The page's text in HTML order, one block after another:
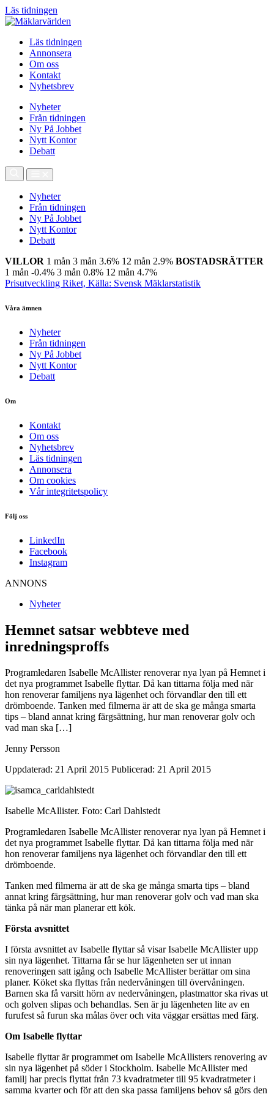
Läs tidningen
Läs tidningen
Annonsera
Om oss
Kontakt
Nyhetsbrev
Nyheter
Från tidningen
Ny På Jobbet
Nytt Kontor
Debatt
Nyheter
Från tidningen
Ny På Jobbet
Nytt Kontor
Debatt
VILLOR 1 mån 3 mån 3.6% 12 mån 2.9% BOSTADSRÄTTER
1 mån -0.4% 3 mån 0.8% 12 mån 4.7%
Prisutveckling Riket, Källa: Svensk Mäklarstatistik
Våra ämnen
Nyheter
Från tidningen
Ny På Jobbet
Nytt Kontor
Debatt
Om
Kontakt
Om oss
Nyhetsbrev
Läs tidningen
Annonsera
Om cookies
Vår integritetspolicy
Följ oss
LinkedIn
Facebook
Instagram
ANNONS
Nyheter
Hemnet satsar webbteve med
inredningsproffs
Programledaren Isabelle McAllister renoverar nya lyan på Hemnet i
det nya programmet Isabelle flyttar. Då kan tittarna följa med när
hon renoverar familjens nya lägenhet och förvandlar den till ett
drömboende. Tanken med filmerna är att de ska ge många smarta
tips – bland annat kring färgsättning, hur man renoverar golv och
vad man ska […]
Jenny Persson
Uppdaterad: 21 April 2015 Publicerad: 21 April 2015
Isabelle McAllister. Foto: Carl Dahlstedt
Programledaren Isabelle McAllister renoverar nya lyan på Hemnet i
det nya programmet Isabelle flyttar. Då kan tittarna följa med när
hon renoverar familjens nya lägenhet och förvandlar den till ett
drömboende.
Tanken med filmerna är att de ska ge många smarta tips – bland
annat kring färgsättning, hur man renoverar golv och vad man ska
tänka på när man planerar ett kök.
Första avsnittet
I första avsnittet av Isabelle flyttar så visar Isabelle McAllister upp
sin nya lägenhet. Tittarna får se hur lägenheten ser ut innan
renoveringen satt igång och Isabelle McAllister berättar om sina
planer. Köket ska flyttas från nedervåningen till övervåningen.
Barnen ska få varsitt hörn av nedervåningen, plastmattor ska rivas ut
och golven slipas och behandlas. Sen är ju lägenheten lite av en
furufest så furun ska målas över och vita väggar ersättas med färg.
Om Isabelle flyttar
Isabelle flyttar är programmet om Isabelle McAllisters renovering av
sin nya lägenhet på söder i Stockholm. Isabelle McAllister med
familj har precis flyttat från 73 kvadratmeter till 95 kvadratmeter i
samma kvarter och för att den ska passa familjens behov så görs den